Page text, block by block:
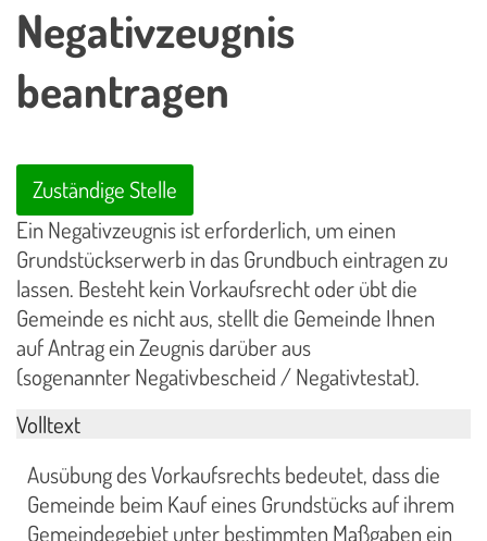
Negativzeugnis
beantragen
Zuständige Stelle
Ein Negativzeugnis ist erforderlich, um einen
Grundstückserwerb in das Grundbuch eintragen zu
lassen. Besteht kein Vorkaufsrecht oder übt die
Gemeinde es nicht aus, stellt die Gemeinde Ihnen
auf Antrag ein Zeugnis darüber aus
(sogenannter Negativbescheid / Negativtestat).
Volltext
Ausübung des Vorkaufsrechts bedeutet, dass die
Gemeinde beim Kauf eines Grundstücks auf ihrem
Gemeindegebiet unter bestimmten Maßgaben ein